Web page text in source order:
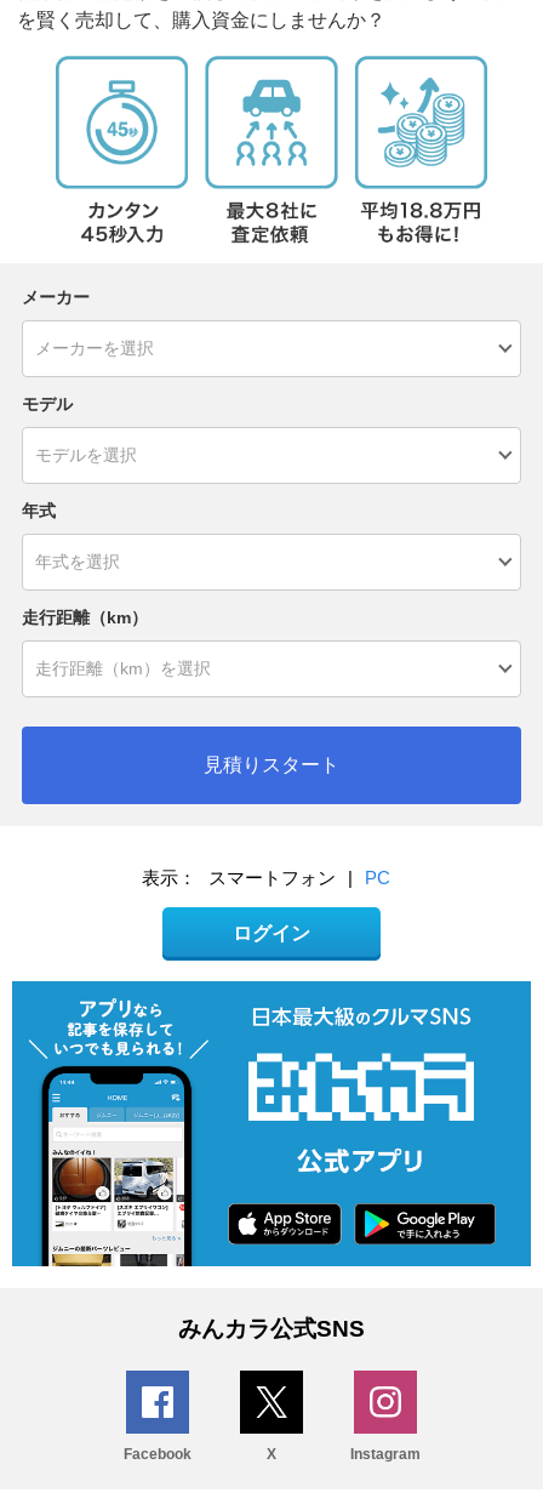
を賢く売却して、購入資金にしませんか？
メーカー
モデル
年式
走行距離（km）
見積りスタート
表示： スマートフォン | PC
ログイン
みんカラ公式SNS
Facebook X Instagram